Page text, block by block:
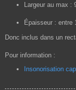
Largeur au max :
Épaisseur : entre
Donc inclus dans un
Pour information :
Insonorisation